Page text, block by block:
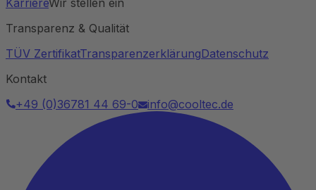
KarriereWir stellen ein
Transparenz & Qualität
TÜV ZertifikatTransparenzerklärungDatenschutz
Kontakt
+49 (0)36781 44 69-0
info@cooltec.de